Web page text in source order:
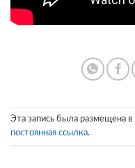
Эта запись была размещена в
постоянная ссылка.